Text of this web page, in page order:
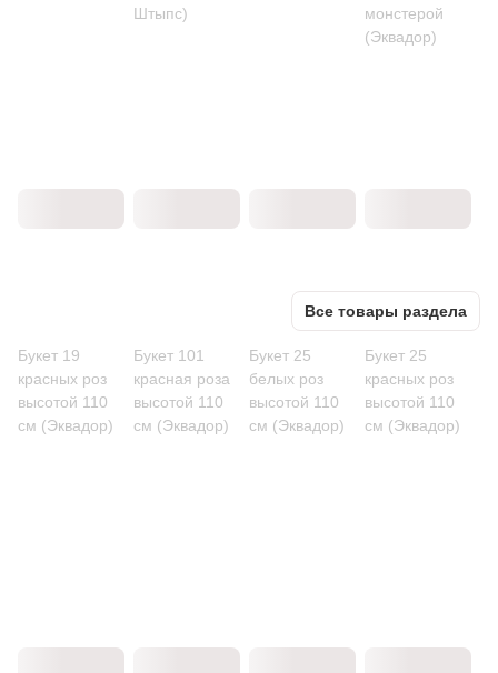
Штыпс)
монстерой
(Эквадор)
Все товары раздела
Букет 19
красных роз
высотой 110
см (Эквадор)
Букет 101
красная роза
высотой 110
см (Эквадор)
Букет 25
белых роз
высотой 110
см (Эквадор)
Букет 25
красных роз
высотой 110
см (Эквадор)